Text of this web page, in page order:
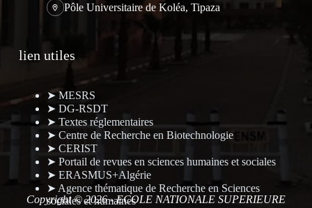
Pôle Universitaire de Koléa, Tipaza
lien utiles
➤ MESRS
➤ DG-RSDT
➤ Textes réglementaires
➤ Centre de Recherche en Biotechnologie
➤ CERIST
➤ Portail de revues en sciences humaines et sociales
➤ ERASMUS+Algérie
➤ Agence thématique de Recherche en Sciences
sociales et humaines
Copyright © 2026 - ECOLE NATIONALE SUPERIEURE